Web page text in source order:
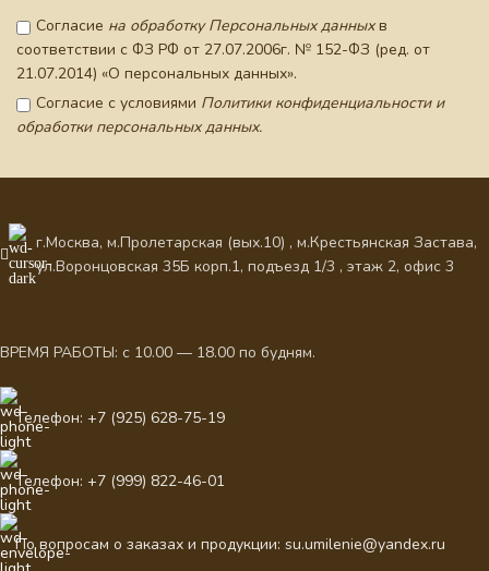
Согласие на обработку Персональных данныхв
соответствии с ФЗ РФ от 27.07.2006г. № 152-ФЗ (ред. от
21.07.2014) «О персональных данных».
Согласие с условиями Политики конфиденциальности и
обработки персональных данных.
г.Москва, м.Пролетарская (вых.10) , м.Крестьянская Застава,
ул.Воронцовская 35Б корп.1, подъезд 1/3 , этаж 2, офис 3
ВРЕМЯ РАБОТЫ: с 10.00 — 18.00 по будням.
Телефон: +7 (925) 628-75-19
Телефон: +7 (999) 822-46-01
По вопросам о заказах и продукции: su.umilenie@yandex.ru